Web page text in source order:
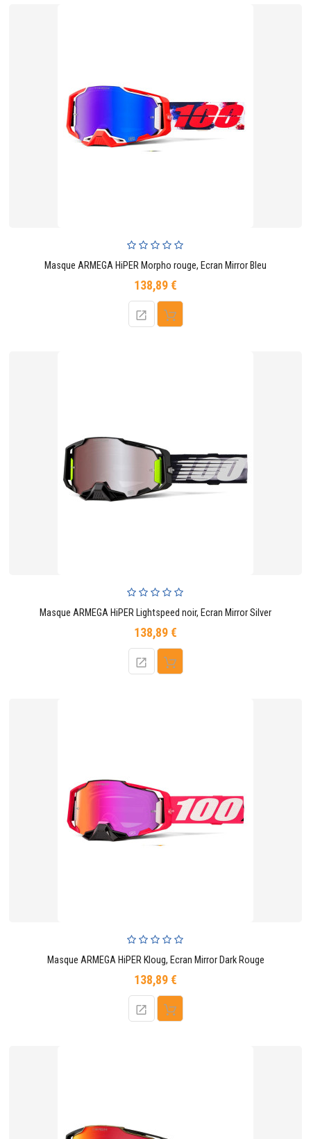
Masque ARMEGA HiPER Morpho rouge, Ecran Mirror Bleu
138,89 €
Masque ARMEGA HiPER Lightspeed noir, Ecran Mirror Silver
138,89 €
Masque ARMEGA HiPER Kloug, Ecran Mirror Dark Rouge
138,89 €